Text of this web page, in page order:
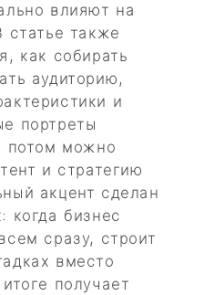
влияют на
статье также
как собирать
аудиторию,
и
портреты
потом можно
и стратегию
акцент сделан
когда бизнес
сразу, строит
вместо
получает